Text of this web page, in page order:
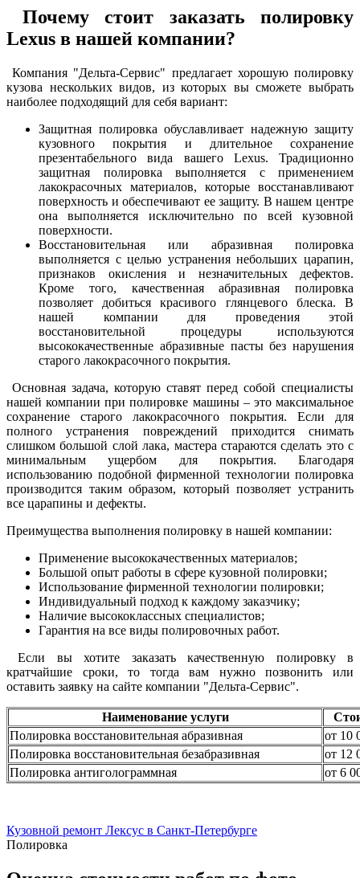
Почему стоит заказать полировку
Lexus в нашей компании?
Компания "Дельта-Сервис" предлагает хорошую полировку
кузова нескольких видов, из которых вы сможете выбрать
наиболее подходящий для себя вариант:
Защитная полировка обуславливает надежную защиту
кузовного покрытия и длительное сохранение
презентабельного вида вашего Lexus. Традиционно
защитная полировка выполняется с применением
лакокрасочных материалов, которые восстанавливают
поверхность и обеспечивают ее защиту. В нашем центре
она выполняется исключительно по всей кузовной
поверхности.
Восстановительная или абразивная полировка
выполняется с целью устранения небольших царапин,
признаков окисления и незначительных дефектов.
Кроме того, качественная абразивная полировка
позволяет добиться красивого глянцевого блеска. В
нашей компании для проведения этой
восстановительной процедуры используются
высококачественные абразивные пасты без нарушения
старого лакокрасочного покрытия.
Основная задача, которую ставят перед собой специалисты
нашей компании при полировке машины – это максимальное
сохранение старого лакокрасочного покрытия. Если для
полного устранения повреждений приходится снимать
слишком большой слой лака, мастера стараются сделать это с
минимальным ущербом для покрытия. Благодаря
использованию подобной фирменной технологии полировка
производится таким образом, который позволяет устранить
все царапины и дефекты.
Преимущества выполнения полировку в нашей компании:
Применение высококачественных материалов;
Большой опыт работы в сфере кузовной полировки;
Использование фирменной технологии полировки;
Индивидуальный подход к каждому заказчику;
Наличие высококлассных специалистов;
Гарантия на все виды полировочных работ.
Если вы хотите заказать качественную полировку в
кратчайшие сроки, то тогда вам нужно позвонить или
оставить заявку на сайте компании "Дельта-Сервис".
Наименование услуги
Полировка восстановительная абразивная
от 10
Полировка восстановительная безабразивная
от 12
Полировка антиголограммная
от 6
Кузовной ремонт Лексус в Санкт-Петербурге
Полировка